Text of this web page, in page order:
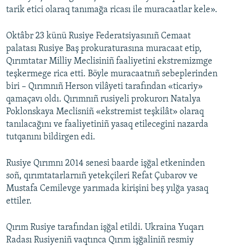
tarik etici olaraq tanımağa ricası ile muracaatlar kele».
Oktâbr 23 künü Rusiye Federatsiyasınıñ Cemaat
palatası Rusiye Baş prokuraturasına muracaat etip,
Qırımtatar Milliy Meclisiniñ faaliyetini ekstremizmge
teşkermege rica etti. Böyle muracaatnıñ sebeplerinden
biri – Qırımnıñ Herson vilâyeti tarafından «ticariy»
qamaçavı oldı. Qırımnıñ rusiyeli prokurorı Natalya
Poklonskaya Meclisniñ «ekstremist teşkilât» olaraq
tanılacağını ve faaliyetiniñ yasaq etilecegini nazarda
tutqanını bildirgen edi.
Rusiye Qırımnı 2014 senesi baarde işğal etkeninden
soñ, qırımtatarlarnıñ yetekçileri Refat Çubarov ve
Mustafa Cemilevge yarımada kirişini beş yılğa yasaq
ettiler.
Qırım Rusiye tarafından işğal etildi. Ukraina Yuqarı
Radası Rusiyeniñ vaqtınca Qırım işğaliniñ resmiy